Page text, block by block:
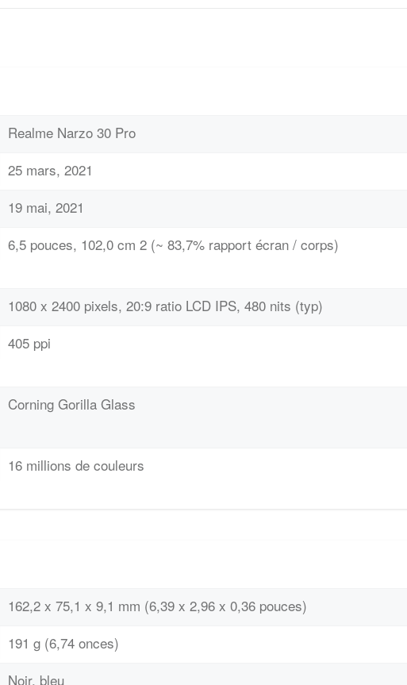
Realme Narzo 30 Pro
25 mars, 2021
19 mai, 2021
6,5 pouces, 102,0 cm 2 (~ 83,7% rapport écran / corps)
1080 x 2400 pixels, 20:9 ratio LCD IPS, 480 nits (typ)
405 ppi
Corning Gorilla Glass
16 millions de couleurs
162,2 x 75,1 x 9,1 mm (6,39 x 2,96 x 0,36 pouces)
191 g (6,74 onces)
Noir, bleu